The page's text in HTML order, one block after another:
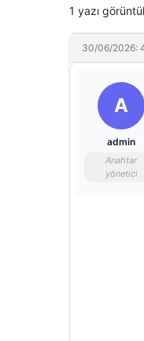
1 yazı
30/06/2026:
A
admin
Anahtar
yönetici